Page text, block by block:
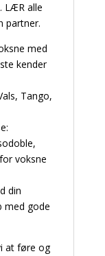
LÆR alle
partner.
med
kender
Tango,
voksne
din
med gode
at føre og